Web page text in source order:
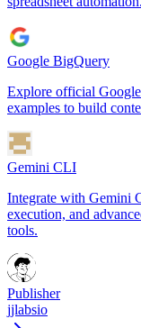
Google BigQuery
Explore official
examples to build
Gemini CLI
Integrate with Gemini
execution, and
tools.
Publisher
jjlabsio